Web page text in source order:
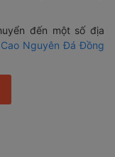
đến một số địa
Cao Nguyên Đá Đồng